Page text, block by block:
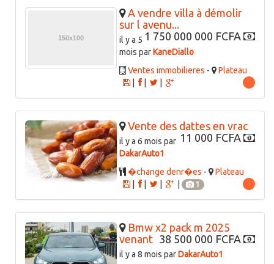
A vendre villa à démolir
sur l avenu...
1 750 000 000 FCFA
il y a 5
mois parKaneDiallo
Ventes immobilieres -
Plateau
|
Vente des dattes en vrac
11 000 FCFA
il y a 6 mois par
DakarAuto1
�change denr�es -
Plateau
|
1
Bmw x2 pack m 2025
venant 38 500 000 FCFA
il y a 8 mois parDakarAuto1